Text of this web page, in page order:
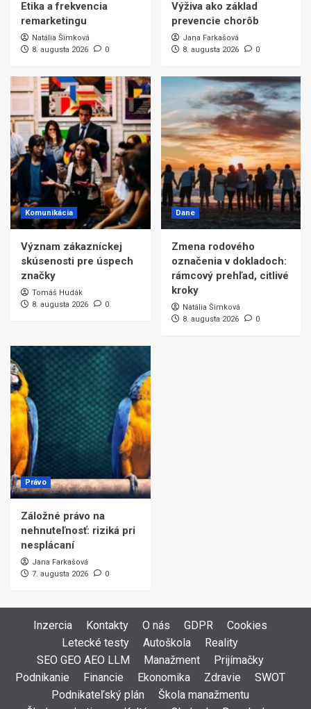
Etika a frekvencia
remarketingu
Natália Šimková
8. augusta 2026
0
Výživa ako základ
prevencie chorôb
Jana Farkašová
8. augusta 2026
0
Komunikácia
Význam zákazníckej
skúsenosti pre úspech
značky
Tomáš Hudák
8. augusta 2026
0
Dane
Zmena rodového
označenia v dokladoch:
rámcový prehľad, citlivé
kroky
Natália Šimková
8. augusta 2026
0
Právo
Záložné právo na
nehnuteľnosť: riziká pri
nesplácaní
Jana Farkašová
7. augusta 2026
0
Inzercia Kontakty O nás GDPR
Cookies
Letecké testy
Autoškola
Reality
SEO GEO AEO LLM
Manažment
Prijímačky
Podnikanie
Financie Ekonomika Zdravie
SWOT
Podnikateľský plán
Škola manažmentu